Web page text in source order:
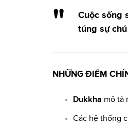
Cuộc sống
túng sự
NHỮNG ĐIỂM
Dukkha mô tả
Các hệ thống